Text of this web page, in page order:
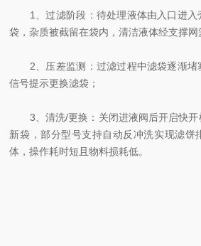
‌1、过滤阶段‌：待处理液体由入口进入
袋，杂质被截留在袋内，清洁液体经支撑网
‌2、压差监测‌：过滤过程中滤袋逐渐堵
信号提示更换滤袋；
‌3、清洗/更换‌：关闭进液阀后开启快开
新袋，部分型号支持自动反冲洗实现滤饼
体，操作耗时短且物料损耗低。